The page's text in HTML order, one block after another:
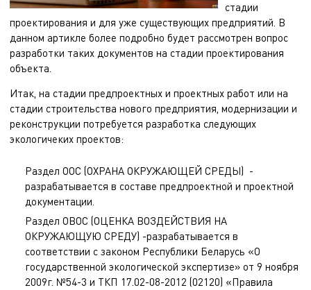
стадии
проектирования и для уже существующих предприятий. В
данном артикле более подробно будет рассмотрен вопрос
разработки таких документов на стадии проектирования
объекта.
Итак, на стадии предпроектных и проектных работ или на
стадии строительства нового предприятия, модернизации и
реконструкции потребуется разработка следующих
экологичеких проектов:
Раздел ООС (ОХРАНА ОКРУЖАЮЩЕЙ СРЕДЫ) -
разрабатывается в составе предпроектной и проектной
документации.
Раздел ОВОС (ОЦЕНКА ВОЗДЕЙСТВИЯ НА
ОКРУЖАЮЩУЮ СРЕДУ) -разрабатывается в
соответствии с законом Республики Беларусь «О
государственной экологической экспертизе» от 9 ноября
2009г. №54-3 и ТКП 17.02-08-2012 (02120) «Правила